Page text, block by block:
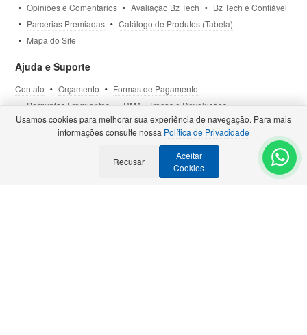
Opiniões e Comentários
Avaliação Bz Tech
Bz Tech é Confiável
Parcerias Premiadas
Catálogo de Produtos (Tabela)
Mapa do Site
Ajuda e Suporte
Contato Orçamento
Formas de Pagamento
Perguntas Frequentes
RMA - Trocas e Devoluções
Política de Privacidade
Termos de Uso Site Seguro
Selos e Certificações- Veja todas as Parcerias Premiadas
Usamos cookies para melhorar sua experiência de navegação. Para mais
informações consulte nossa Política de Privacidade
Recusar
Aceitar
Cookies